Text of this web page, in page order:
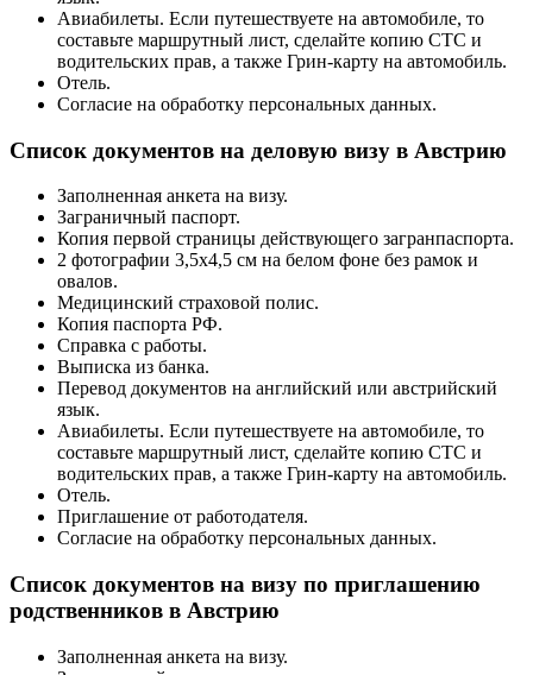
Авиабилеты. Если путешествуете на автомобиле, то
составьте маршрутный лист, сделайте копию СТС и
водительских прав, а также Грин-карту на автомобиль.
Отель.
Согласие на обработку персональных данных.
Список документов на деловую визу в Австрию
Заполненная анкета на визу.
Заграничный паспорт.
Копия первой страницы действующего загранпаспорта.
2 фотографии 3,5х4,5 см на белом фоне без рамок и
овалов.
Медицинский страховой полис.
Копия паспорта РФ.
Справка с работы.
Выписка из банка.
Перевод документов на английский или австрийский
язык.
Авиабилеты. Если путешествуете на автомобиле, то
составьте маршрутный лист, сделайте копию СТС и
водительских прав, а также Грин-карту на автомобиль.
Отель.
Приглашение от работодателя.
Согласие на обработку персональных данных.
Список документов на визу по приглашению
родственников в Австрию
Заполненная анкета на визу.